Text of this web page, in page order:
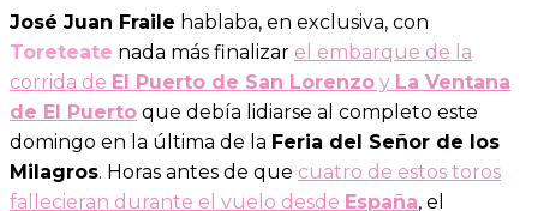
José Juan Fraile hablaba, en exclusiva, con
Toreteate nada más finalizar el embarque de la
corrida de El Puerto de San Lorenzo y La Ventana
de El Puerto que debía lidiarse al completo este
domingo en la última de la Feria del Señor de los
Milagros. Horas antes de que cuatro de estos toros
fallecieran durante el vuelo desde España, el